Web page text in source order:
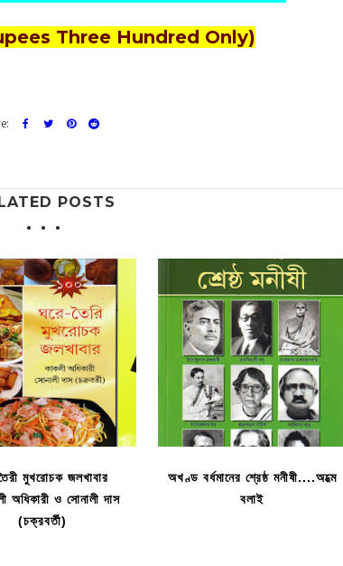
Three Hundred Only)
POSTS
মুখরোচক জলখাবার
অধিকারী ও সোনালী দাস
(চক্রবর্তী)
অখণ্ড বর্ধমানের শ্রেষ্ঠ মনীষী....অধ্মে
বলাই